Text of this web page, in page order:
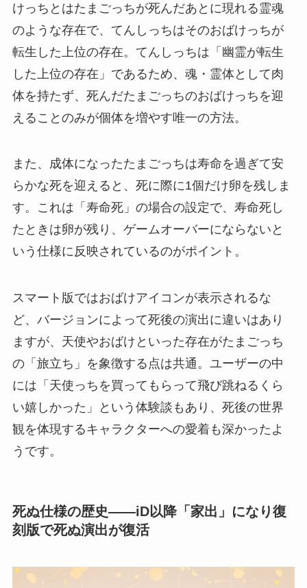
けっちとはたまごっちが死んだあとに現れる霊魂
のような存在で、てんしっちはそのおばけっちが
転生した上位の存在。てんしっちは「幽霊が転生
した上位の存在」であるため、魂・霊体として肉
体を持たず、死んだたまごっちのおばけっちを迎
えることのみが個体を増やす唯一の方法。
また、成体になったたまごっちは寿命を過ぎて安
らかな死を迎えると、死に際に1個だけ卵を残しま
す。これは「寿命死」の場合の設定で、寿命死し
たときは卵が残り、ゲームオーバーにならないと
いう仕様に反映されているのがポイント。
スマート版ではおばけアイコンが表示されるな
ど、バージョンによって死後の演出に違いはあり
ますが、天使やおばけといった存在がたまごっち
の「旅立ち」を象徴する点は共通。ユーザーの中
には「天使っちを買ってもらって飛び跳ねるくら
い嬉しかった」という体験談もあり、死後の世界
観を体現するキャラクターへの愛着も深かったよ
うです。
死ぬ仕様の歴史——iD以降「家出」になり復
刻版で死ぬ演出が復活